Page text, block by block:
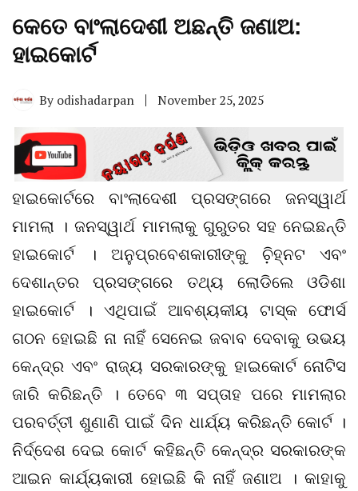
କେତେ ବାଂଲାଦେଶୀ ଅଛନ୍ତି ଜଣାଅ:
ହାଇକୋର୍ଟ
By odishadarpan November 25, 2025
ହାଇକୋର୍ଟରେ ବାଂଲାଦେଶୀ ପ୍ରସଙ୍ଗରେ ଜନସ୍ୱାର୍ଥ
ମାମଲା । ଜନସ୍ୱାର୍ଥ ମାମଲାକୁ ଗୁରୁତର ସହ ନେଇଛନ୍ତି
ହାଇକୋର୍ଟ । ଅନୁପ୍ରବେଶକାରୀଙ୍କୁ ଚି଼ହ୍ନଟ ଏବଂ
ଦେଶାନ୍ତର ପ୍ରସଙ୍ଗରେ ତଥ୍ୟ ଲୋଡିଲେ ଓଡିଶା
ହାଇକୋର୍ଟ । ଏଥିପାଇଁ ଆବଶ୍ୟକୀୟ ଟାସ୍କ ଫୋର୍ସ
ଗଠନ ହୋଇଛି ନା ନାହିଁ ସେନେଇ ଜବାବ ଦେବାକୁ ଉଭୟ
କେନ୍ଦ୍ର ଏବଂ ରାଜ୍ୟ ସରକାରଙ୍କୁ ହାଇକୋର୍ଟ ନୋଟିସ
ଜାରି କରିଛନ୍ତି । ତେବେ ୩ ସପ୍ତାହ ପରେ ମାମଲାର
ପରବର୍ତ୍ତୀ ଶୁଣାଣି ପାଇଁ ଦିନ ଧାର୍ଯ୍ୟ କରିଛନ୍ତି କୋର୍ଟ ।
ନିର୍ଦ୍ଦେଶ ଦେଇ କୋର୍ଟ କହିଛନ୍ତି କେନ୍ଦ୍ର ସରକାରଙ୍କ
ଆଇନ କାର୍ଯ୍ୟକାରୀ ହୋଇଛି କି ନାହିଁ ଜଣାଅ । କାହାକୁ